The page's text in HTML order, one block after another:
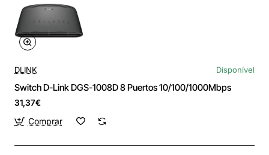
DLINK Disponível
Switch D-Link DGS-1008D 8 Puertos 10/100/1000Mbps
31,37€
Comprar